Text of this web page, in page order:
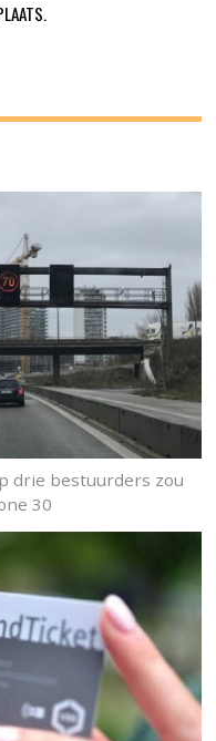
drie bestuurders zou
30